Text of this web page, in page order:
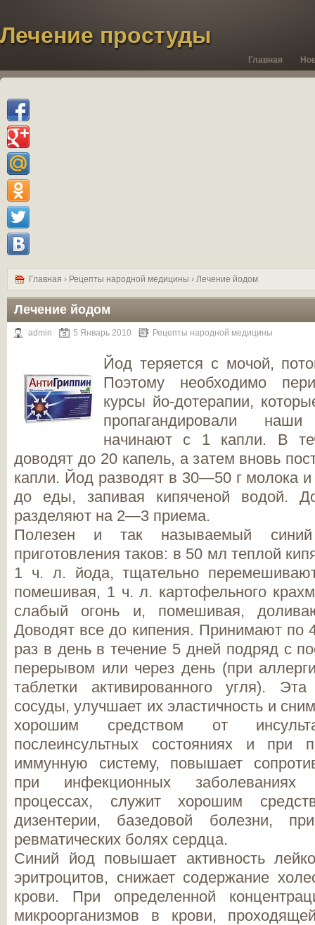
Лечение простуды
Главная
Главная › Рецепты народной медицины › Лечение йодом
Лечение йодом
admin 5 Январь 2010 Рецепты народной медицины
Йод теряется с мочой,
Поэтому необходимо
курсы йо-дотерапии,
пропагандировали
начинают с 1 капли. В
доводят до 20 капель, а затем вновь
капли. Йод разводят в 30—50 г молока
до еды, запивая кипяченой водой.
разделяют на 2—3 приема.
Полезен и так называемый
приготовления таков: в 50 мл теплой
1 ч. л. йода, тщательно
помешивая, 1 ч. л. картофельного
слабый огонь и, помешивая,
Доводят все до кипения. Принимают по
раз в день в течение 5 дней подряд с
перерывом или через день (при
таблетки активированного угля).
сосуды, улучшает их эластичность и
хорошим средством от
послеинсультных состояниях и при
иммунную систему, повышает
при инфекционных заболеваниях
процессах, служит хорошим
дизентерии, базедовой болезни,
ревматических болях сердца.
Синий йод повышает активность
эритроцитов, снижает содержание
крови. При определенной
микроорганизмов в крови,